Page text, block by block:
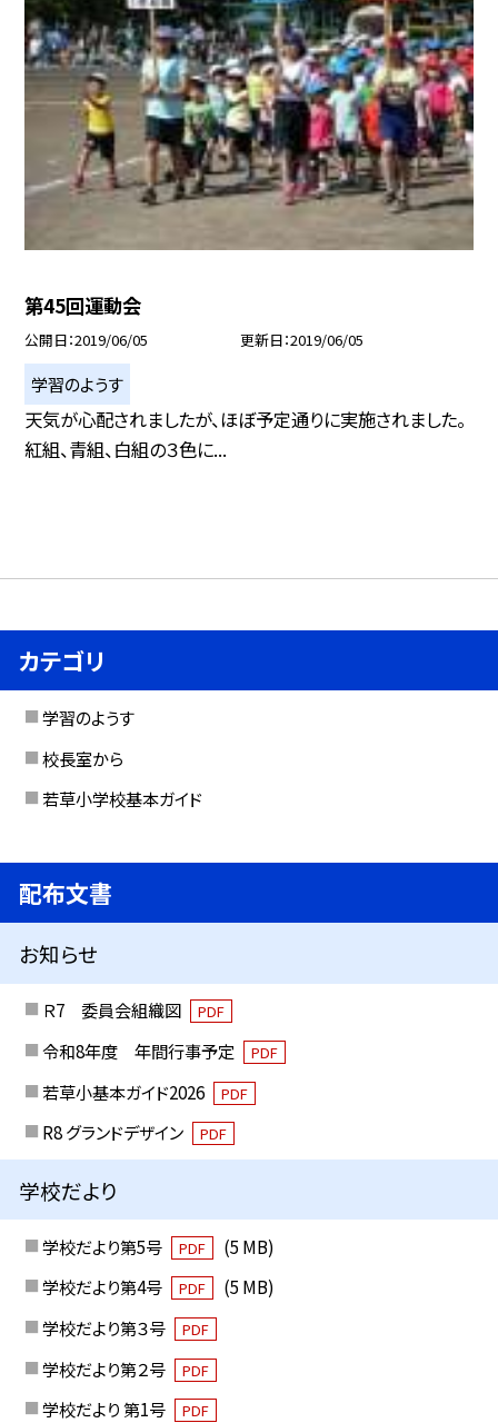
第45回運動会
公開日 2019/06/05 更新日 2019/06/05
学習のようす
天気が心配されましたが、ほぼ予定通りに実施されました。
紅組、青組、白組の３色に...
カテゴリ
学習のようす
校長室から
若草小学校基本ガイド
配布文書
お知らせ
Ｒ7 委員会組織図 PDF
令和8年度 年間行事予定 PDF
若草小基本ガイド2026 PDF
R8 グランドデザイン PDF
学校だより
学校だより第5号 PDF
(5 MB)
学校だより第4号
PDF
(5 MB)
学校だより第３号
PDF
学校だより第２号 PDF
学校だより 第1号 PDF